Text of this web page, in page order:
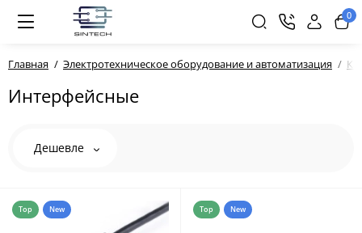
0
Главная Электротехническое оборудование и автоматизация
Интерфейсные
Дешевле
Top New Top New